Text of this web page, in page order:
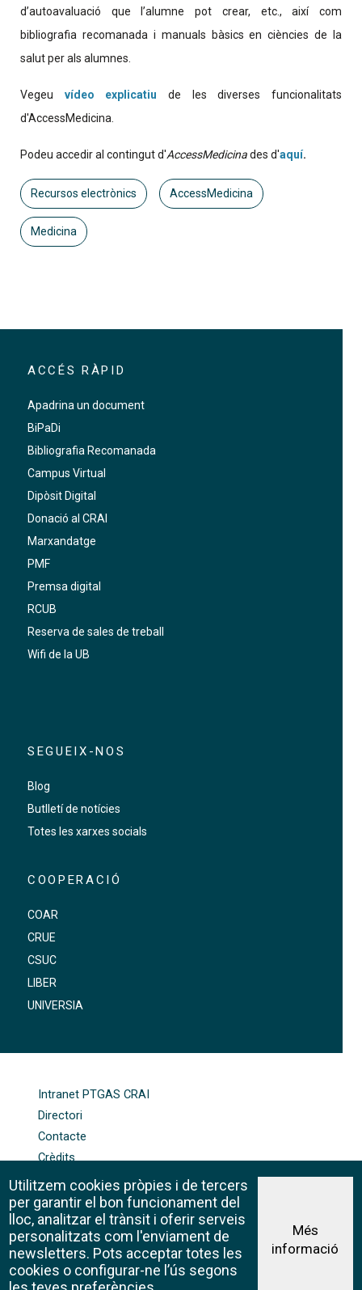
d’autoavaluació que l’alumne pot crear, etc., així com
bibliografia recomanada i manuals bàsics en ciències de la
salut per als alumnes.
Vegeu vídeo explicatiu de les diverses funcionalitats
d'AccessMedicina.
Podeu accedir al contingut d'AccessMedicinades d'aquí.
Recursos electrònics AccessMedicina
Medicina
ACCÉS RÀPID
Apadrina un document
BiPaDi
Bibliografia Recomanada
Campus Virtual
Dipòsit Digital
Donació al CRAI
Marxandatge
PMF
Premsa digital
RCUB
Reserva de sales de treball
Wifi de la UB
SEGUEIX-NOS
Blog
Butlletí de notícies
Totes les xarxes socials
COOPERACIÓ
COAR
CRUE
CSUC
LIBER
UNIVERSIA
Intranet PTGAS CRAI
Directori
Contacte
Crèdits
Política de galetes
Avís legal
©CRAI Universitat de Barcelona
Creative Commons 4.0
Utilitzem cookies pròpies i de tercers
per garantir el bon funcionament del
lloc, analitzar el trànsit i oferir serveis
personalitzats com l'enviament de
newsletters. Pots acceptar totes les
cookies o configurar-ne l’ús segons
Més
informació